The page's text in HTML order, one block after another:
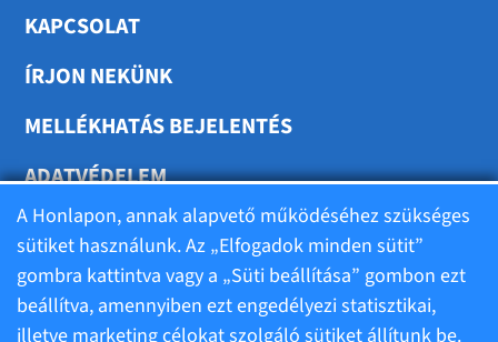
KAPCSOLAT
ÍRJON NEKÜNK
MELLÉKHATÁS BEJELENTÉS
ADATVÉDELEM
SÜTIK BEÁLLÍTÁSA
A Honlapon, annak alapvető működéséhez szükséges
sütiket használunk. Az „Elfogadok minden sütit”
gombra kattintva vagy a „Süti beállítása” gombon ezt
beállítva, amennyiben ezt engedélyezi statisztikai,
illetve marketing célokat szolgáló sütiket állítunk be.